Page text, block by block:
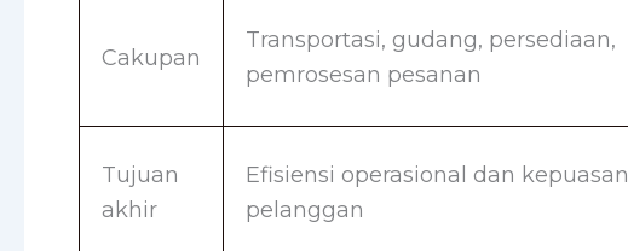
Cakupan
Transportasi, gudang, persediaan,
pemrosesan pesanan
Tujuan
akhir
Efisiensi operasional dan kepuasan
pelanggan